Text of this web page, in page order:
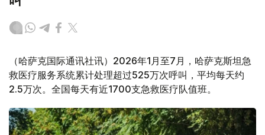
（哈萨克国际通讯社讯）2026年1月至7月，哈萨克斯坦急
救医疗服务系统累计处理超过525万次呼叫，平均每天约
2.5万次。全国每天有近1700支急救医疗队值班。